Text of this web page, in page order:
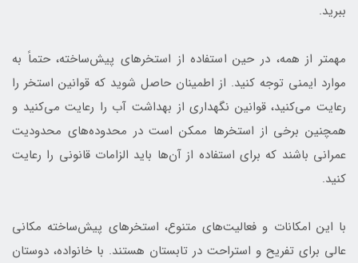
ببرید.
مهمتر از همه، در حین استفاده از استخرهای پیش‌ساخته، حتماً به
موارد ایمنی توجه کنید. از اطمینان حاصل شوید که قوانین استخر را
رعایت می‌کنید، قوانین نگهداری از بهداشت آب را رعایت می‌کنید و
همچنین برخی از استخرها ممکن است در محدوده‌های محدودیت
عمرانی باشند که برای استفاده از آن‌ها باید الزامات قانونی را رعایت
کنید.
با این امکانات و فعالیت‌های متنوع، استخرهای پیش‌ساخته مکانی
عالی برای تفریح و استراحت در تابستان هستند. با خانواده، دوستان